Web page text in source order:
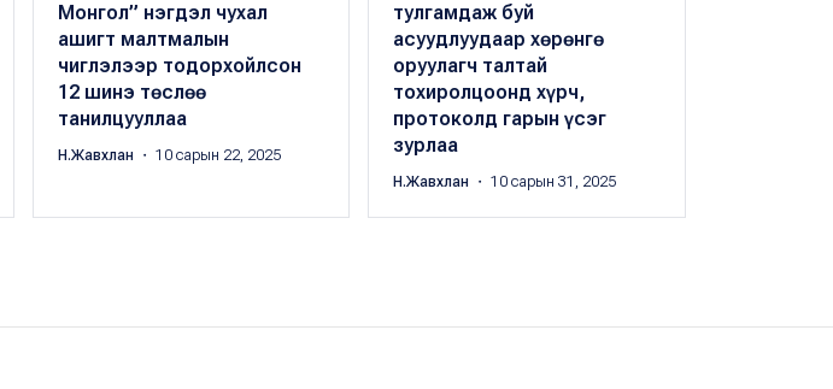
Монгол” нэгдэл чухал
ашигт малтмалын
чиглэлээр тодорхойлсон
12 шинэ төслөө
танилцууллаа
Н.Жавхлан ・ 10 сарын 22, 2025
тулгамдаж буй
асуудлуудаар хөрөнгө
оруулагч талтай
тохиролцоонд хүрч,
протоколд гарын үсэг
зурлаа
Н.Жавхлан ・ 10 сарын 31, 2025